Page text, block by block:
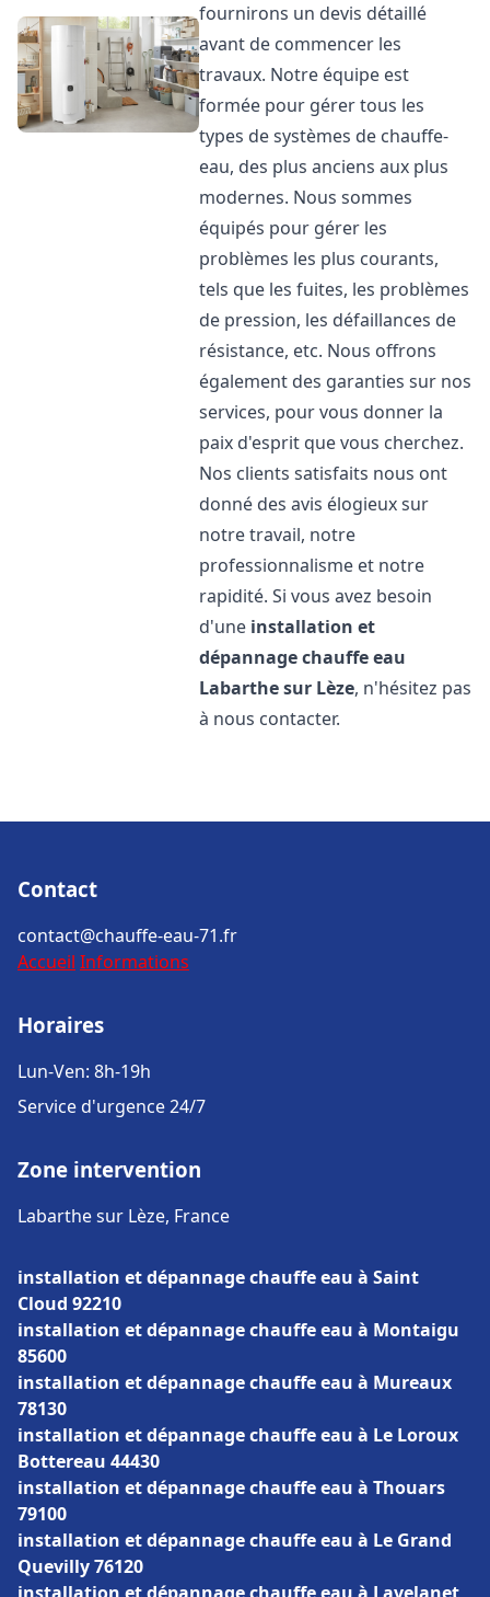
fournirons un devis détaillé
avant de commencer les
travaux. Notre équipe est
formée pour gérer tous les
types de systèmes de chauffe-
eau, des plus anciens aux plus
modernes. Nous sommes
équipés pour gérer les
problèmes les plus courants,
tels que les fuites, les problèmes
de pression, les défaillances de
résistance, etc. Nous offrons
également des garanties sur nos
services, pour vous donner la
paix d'esprit que vous cherchez.
Nos clients satisfaits nous ont
donné des avis élogieux sur
notre travail, notre
professionnalisme et notre
rapidité. Si vous avez besoin
d'une installation et
dépannage chauffe eau
Labarthe sur Lèze, n'hésitez pas
à nous contacter.
Contact
contact@chauffe-eau-71.fr
Accueil Informations
Horaires
Lun-Ven: 8h-19h
Service d'urgence 24/7
Zone intervention
Labarthe sur Lèze, France
installation et dépannage chauffe eau à Saint
Cloud 92210
installation et dépannage chauffe eau à Montaigu
85600
installation et dépannage chauffe eau à Mureaux
78130
installation et dépannage chauffe eau à Le Loroux
Bottereau 44430
installation et dépannage chauffe eau à Thouars
79100
installation et dépannage chauffe eau à Le Grand
Quevilly 76120